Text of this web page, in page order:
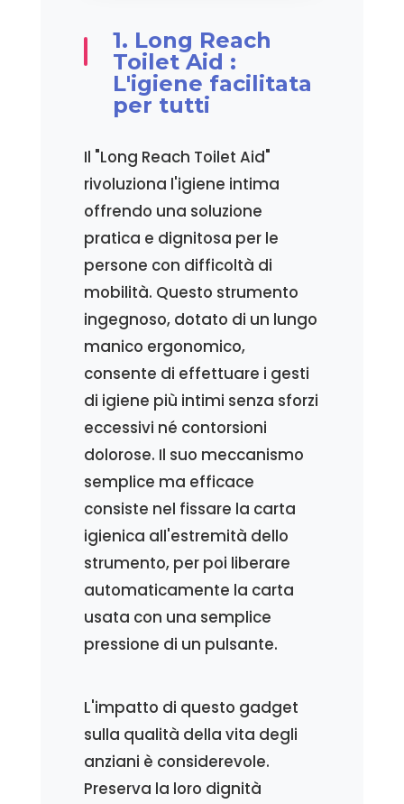
1. Long Reach
Toilet Aid :
L'igiene facilitata
per tutti
Il "Long Reach Toilet Aid"
rivoluziona l'igiene intima
offrendo una soluzione
pratica e dignitosa per le
persone con difficoltà di
mobilità. Questo strumento
ingegnoso, dotato di un lungo
manico ergonomico,
consente di effettuare i gesti
di igiene più intimi senza sforzi
eccessivi né contorsioni
dolorose. Il suo meccanismo
semplice ma efficace
consiste nel fissare la carta
igienica all'estremità dello
strumento, per poi liberare
automaticamente la carta
usata con una semplice
pressione di un pulsante.
L'impatto di questo gadget
sulla qualità della vita degli
anziani è considerevole.
Preserva la loro dignità